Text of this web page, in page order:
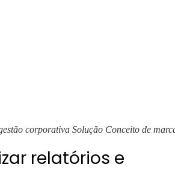
corporativa Solução Conceito de
relatórios e